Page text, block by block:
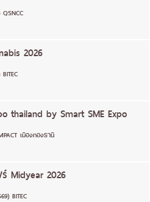
2026
thailand by Smart SME Expo
เมืองทองธานี
Midyear 2026
BITEC